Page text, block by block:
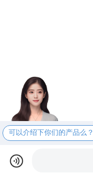
可以介绍下你们的产品么？